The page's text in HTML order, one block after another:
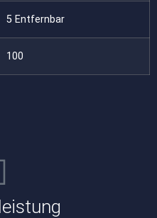
5 Entfernbar
100